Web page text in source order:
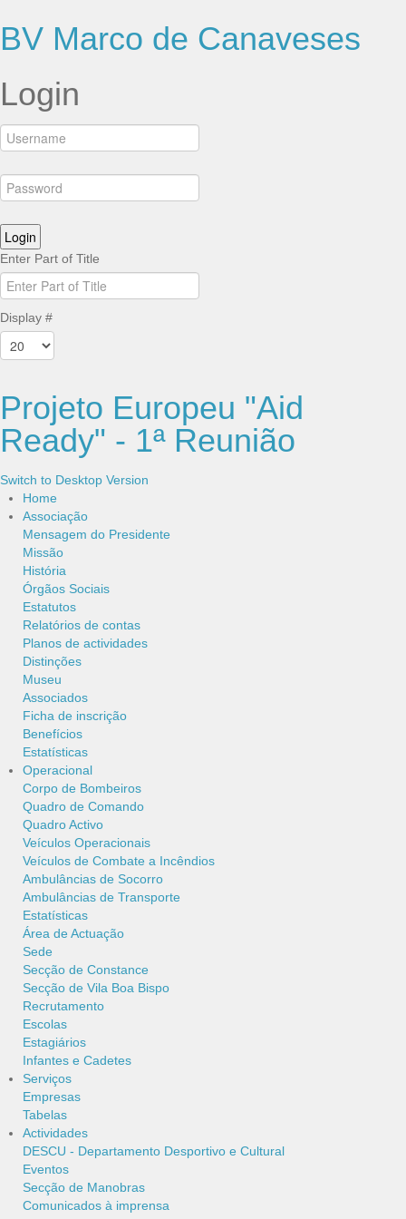
BV Marco de Canaveses
Login
Enter Part of Title
Display #
Projeto Europeu "Aid
Ready" - 1ª Reunião
Switch to Desktop Version
Home
Associação
Mensagem do Presidente
Missão
História
Órgãos Sociais
Estatutos
Relatórios de contas
Planos de actividades
Distinções
Museu
Associados
Ficha de inscrição
Benefícios
Estatísticas
Operacional
Corpo de Bombeiros
Quadro de Comando
Quadro Activo
Veículos Operacionais
Veículos de Combate a Incêndios
Ambulâncias de Socorro
Ambulâncias de Transporte
Estatísticas
Área de Actuação
Sede
Secção de Constance
Secção de Vila Boa Bispo
Recrutamento
Escolas
Estagiários
Infantes e Cadetes
Serviços
Empresas
Tabelas
Actividades
DESCU - Departamento Desportivo e Cultural
Eventos
Secção de Manobras
Comunicados à imprensa